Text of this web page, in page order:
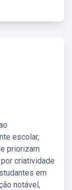
escolar,
priorizam
criatividade
em
notável,